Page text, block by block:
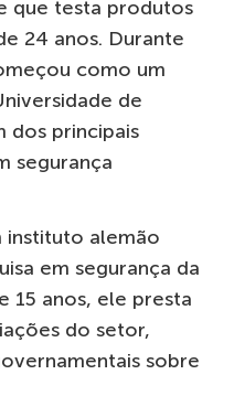
que testa produtos
24 anos. Durante
como um
de
dos principais
segurança
instituto alemão
em segurança da
15 anos, ele presta
do setor,
sobre